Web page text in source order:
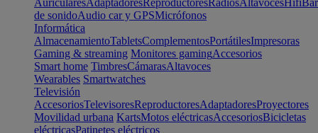
AuricularesAdaptadoresReproductoresRadiosAltavocesHifi
de sonidoAudio car y GPSMicrófonos
Informática
AlmacenamientoTabletsComplementosPortátilesImpresoras
Gaming & streaming Monitores gamingAccesorios
Smart home TimbresCámarasAltavoces
Wearables Smartwatches
Televisión
AccesoriosTelevisoresReproductoresAdaptadoresProyectores
Movilidad urbana KartsMotos eléctricasAccesoriosBicicletas
eléctricasPatinetes eléctricos